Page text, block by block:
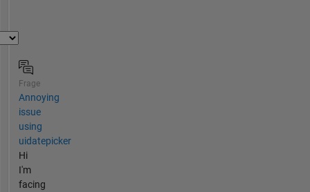
Frage
Annoying
issue
using
uidatepicker
Hi
I'm
facing